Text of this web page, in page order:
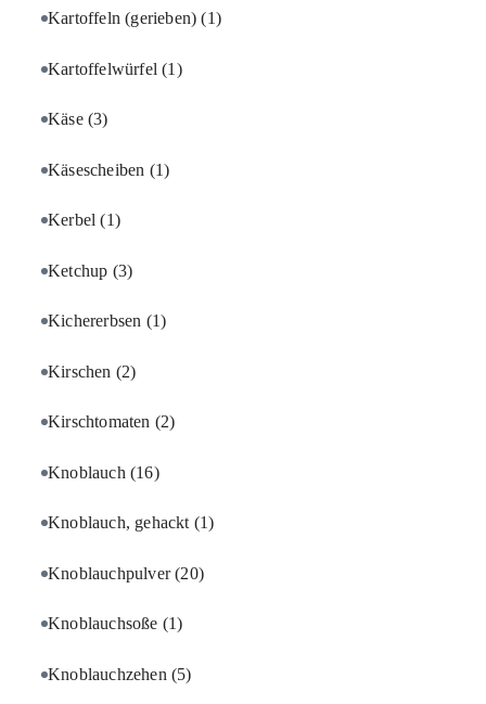
Kartoffeln (gerieben)(1)
Kartoffelwürfel(1)
Käse (3)
Käsescheiben (1)
Kerbel(1)
Ketchup (3)
Kichererbsen (1)
Kirschen (2)
Kirschtomaten (2)
Knoblauch (16)
Knoblauch, gehackt (1)
Knoblauchpulver(20)
Knoblauchsoße (1)
Knoblauchzehen (5)